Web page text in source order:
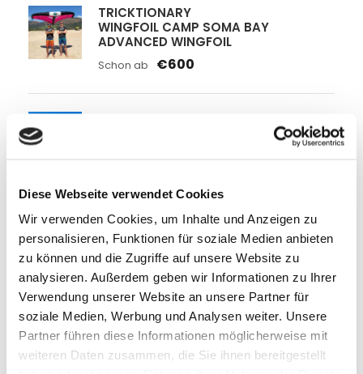
Diese Webseite verwendet Cookies
Wir verwenden Cookies, um Inhalte und Anzeigen zu
personalisieren, Funktionen für soziale Medien anbieten
zu können und die Zugriffe auf unsere Website zu
analysieren. Außerdem geben wir Informationen zu Ihrer
Verwendung unserer Website an unsere Partner für
soziale Medien, Werbung und Analysen weiter. Unsere
Partner führen diese Informationen möglicherweise mit
weiteren Daten zusammen, die Sie ihnen bereitgestellt
TRICKTIONARY
WINGFOIL CAMP SOMA BAY
ADVANCED WINGFOIL
Schon ab €600
WINDSURF PRO CAMP TENERIFFA
€1,538
DUOTONE
WINDSURF PRO CAMP MOULAY
Coach: Tom Brendt
Wave Camp
Schon ab €1,190
BRAUCHST DU NOCH WAS FÜR DEINE REISE